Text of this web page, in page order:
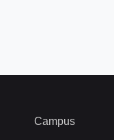
Campus